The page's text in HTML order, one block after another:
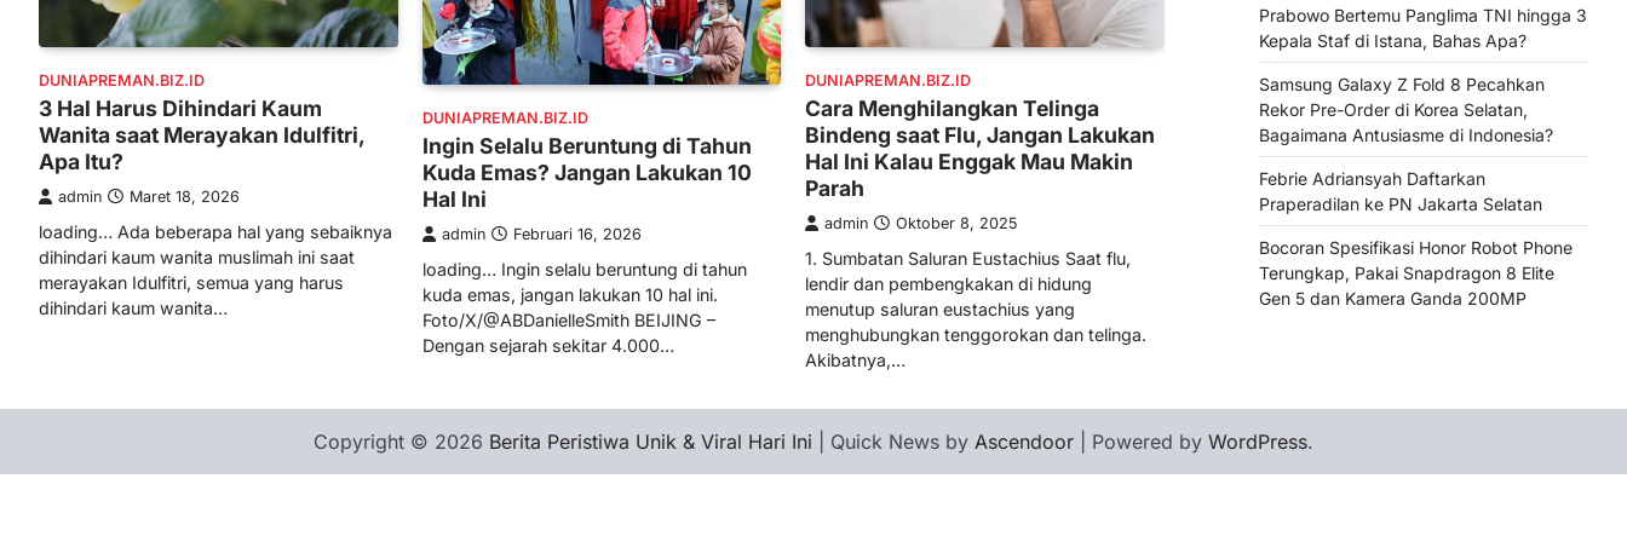
DUNIAPREMAN.BIZ.ID
3 Hal Harus Dihindari Kaum
Wanita saat Merayakan Idulfitri,
Apa Itu?
admin Maret 18, 2026
loading… Ada beberapa hal yang sebaiknya
dihindari kaum wanita muslimah ini saat
merayakan Idulfitri, semua yang harus
dihindari kaum wanita…
DUNIAPREMAN.BIZ.ID
Ingin Selalu Beruntung di Tahun
Kuda Emas? Jangan Lakukan 10
Hal Ini
admin Februari 16, 2026
loading… Ingin selalu beruntung di tahun
kuda emas, jangan lakukan 10 hal ini.
Foto/X/@ABDanielleSmith BEIJING –
Dengan sejarah sekitar 4.000…
DUNIAPREMAN.BIZ.ID
Cara Menghilangkan Telinga
Bindeng saat Flu, Jangan Lakukan
Hal Ini Kalau Enggak Mau Makin
Parah
admin Oktober 8, 2025
1. Sumbatan Saluran Eustachius Saat flu,
lendir dan pembengkakan di hidung
menutup saluran eustachius yang
menghubungkan tenggorokan dan telinga.
Akibatnya,…
Prabowo Bertemu Panglima TNI hingga 3
Kepala Staf di Istana, Bahas Apa?
Samsung Galaxy Z Fold 8 Pecahkan
Rekor Pre-Order di Korea Selatan,
Bagaimana Antusiasme di Indonesia?
Febrie Adriansyah Daftarkan
Praperadilan ke PN Jakarta Selatan
Bocoran Spesifikasi Honor Robot Phone
Terungkap, Pakai Snapdragon 8 Elite
Gen 5 dan Kamera Ganda 200MP
Copyright © 2026 Berita Peristiwa Unik & Viral Hari Ini | Quick News by Ascendoor | Powered by WordPress.